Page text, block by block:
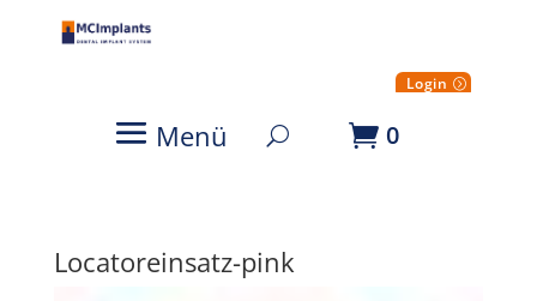
Login
Menü 0
Locatoreinsatz-pink